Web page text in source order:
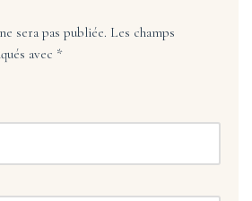
sera pas publiée. Les champs
avec *